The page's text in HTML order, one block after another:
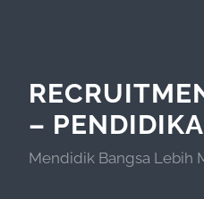
–
Mendidik Bangsa Lebih